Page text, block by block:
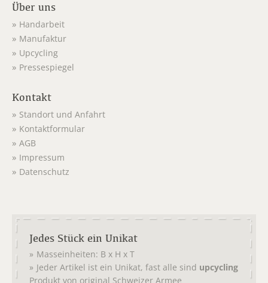
Über uns
Handarbeit
Manufaktur
Upcycling
Pressespiegel
Kontakt
Standort und Anfahrt
Kontaktformular
AGB
Impressum
Datenschutz
Jedes Stück ein Unikat
Masseinheiten: B x H x T
Jeder Artikel ist ein Unikat, fast alle sind upcycling
Produkt von original Schweizer Armee